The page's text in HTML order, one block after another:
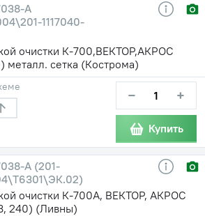
А
1117040-
очистки К-700,ВЕКТОР,АКРОС
сетка (Кострома)
− +
Купить
А (201-
очистки К-700А, ВЕКТОР, АКРОС
240) (Ливны)